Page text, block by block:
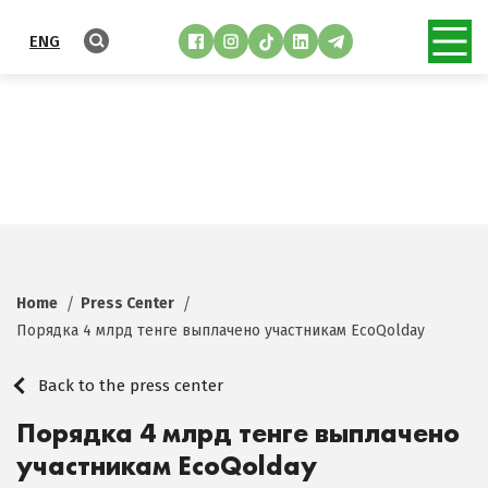
ENG
Home
Press Center
Порядка 4 млрд тенге выплачено участникам EcoQolday
Back to the press center
Порядка 4 млрд тенге выплачено
участникам EcoQolday